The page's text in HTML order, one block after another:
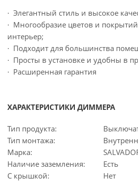
· Элегантный стиль и высокое
· Многообразие цветов и
интерьер;
· Подходит для большинства
· Просты в установке и удобны в
· Расширенная гарантия
ХАРАКТЕРИСТИКИ ДИММЕРА
Тип продукта:
Тип монтажа:
Марка:
Наличие заземления:
Есть
С крышкой:
Нет